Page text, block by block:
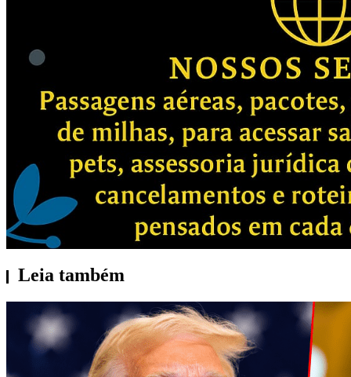
Leia também